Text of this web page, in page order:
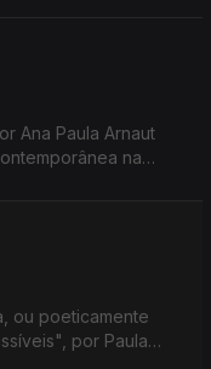
Ana Paula Arnaut
na
ou poeticamente
por Paula